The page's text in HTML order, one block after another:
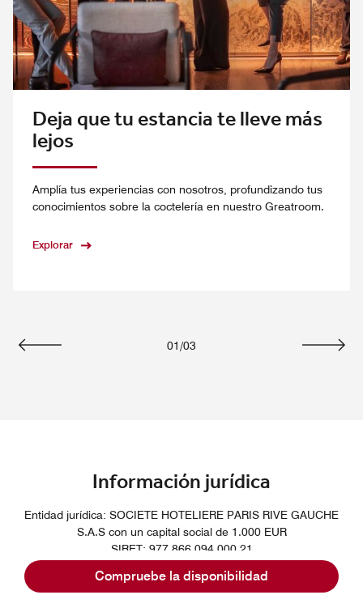
Compruebe la disponibilidad
Deja que tu estancia te lleve más
lejos
Amplía tus experiencias con nosotros, profundizando tus
conocimientos sobre la coctelería en nuestro Greatroom.
Explorar
01 /03
Información jurídica
Entidad jurídica: SOCIETE HOTELIERE PARIS RIVE GAUCHE
S.A.S con un capital social de 1.000 EUR
SIRET: 977 866 094 000 21
R.C.S. PARIS B 977 866 094 – CÓDIGO APE (NAF) 5510 Z
Número VAT: FR 37 977 866 094